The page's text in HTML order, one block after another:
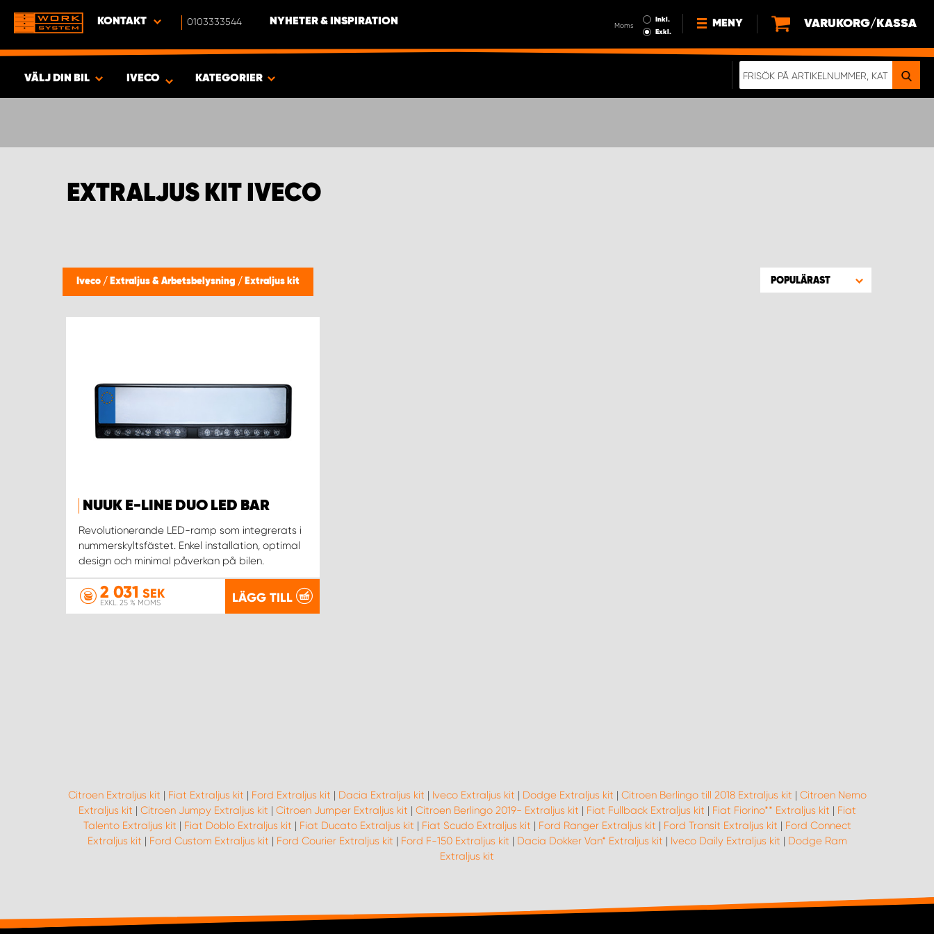
KONTAKT 0103333544 NYHETER & INSPIRATION Moms
Inkl.
Exkl.
MENY
NYHETER
VARUKORG/KASSA
VÄLJ DIN BIL
PRODUKTER
IVECO KATEGORIER
EXTRALJUS KIT IVECO
Iveco / Extraljus & Arbetsbelysning / Extraljus kit POPULÄRAST
NUUK E-LINE DUO LED BAR
Revolutionerande LED-ramp som integrerats i
nummerskyltsfästet. Enkel installation, optimal
design och minimal påverkan på bilen.
2 031 SEK
EXKL. 25 % MOMS LÄGG TILL
Citroen Extraljus kit | Fiat Extraljus kit | Ford Extraljus kit | Dacia Extraljus kit | Iveco Extraljus kit | Dodge Extraljus kit | Citroen Berlingo till 2018 Extraljus kit | Citroen Nemo
Extraljus kit | Citroen Jumpy Extraljus kit | Citroen Jumper Extraljus kit | Citroen Berlingo 2019- Extraljus kit | Fiat Fullback Extraljus kit | Fiat Fiorino** Extraljus kit | Fiat
Talento Extraljus kit | Fiat Doblo Extraljus kit | Fiat Ducato Extraljus kit | Fiat Scudo Extraljus kit | Ford Ranger Extraljus kit | Ford Transit Extraljus kit | Ford Connect
Extraljus kit | Ford Custom Extraljus kit | Ford Courier Extraljus kit | Ford F-150 Extraljus kit | Dacia Dokker Van* Extraljus kit | Iveco Daily Extraljus kit | Dodge Ram
Extraljus kit